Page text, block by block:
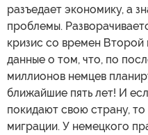
разъедает экономику, а
проблемы.
кризис со времен
данные о том, что, по
миллионов немцев
ближайшие пять лет! И
покидают свою страну,
миграции. У немецкого